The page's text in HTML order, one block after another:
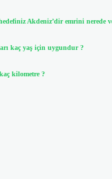
Akdeniz’dir emrini nerede
kaç yaş için uygundur ?
kilometre ?